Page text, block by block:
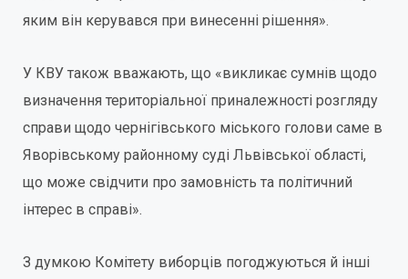
яким він керувався при винесенні рішення».
У КВУ також вважають, що «викликає сумнів щодо
визначення територіальної приналежності розгляду
справи щодо чернігівського міського голови саме в
Яворівському районному суді Львівської області,
що може свідчити про замовність та політичний
інтерес в справі».
З думкою Комітету виборців погоджуються й інші